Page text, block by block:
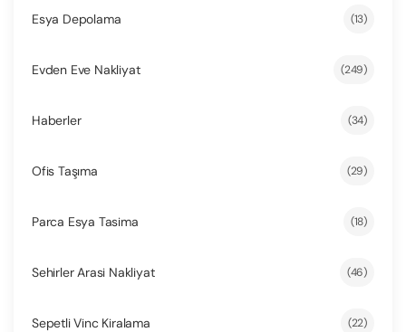
Esya Depolama (13)
Evden Eve Nakliyat (249)
Haberler (34)
Ofis Taşıma (29)
Parca Esya Tasima (18)
Sehirler Arasi Nakliyat (46)
Sepetli Vinc Kiralama (22)